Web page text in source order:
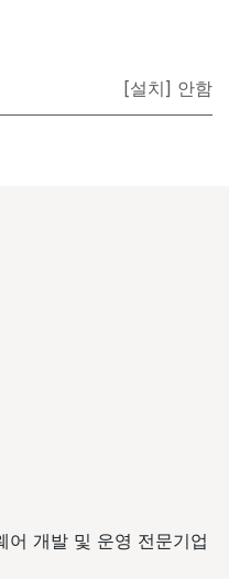
[설치] 안함
어 개발 및 운영 전문기업